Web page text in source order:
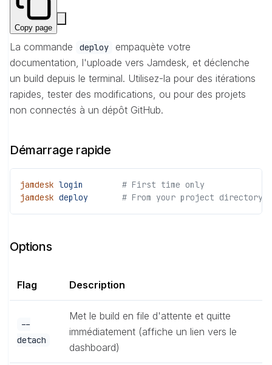
Copy page
La commande deploy
empaquète votre
documentation, l'uploade vers Jamdesk, et déclenche
un build depuis le terminal. Utilisez-la pour des itérations
rapides, tester des modifications, ou pour des projets
non connectés à un dépôt GitHub.
Démarrage rapide
jamdesk login
        # First time only
jamdesk deploy
       # From your project directory
Options
Flag Description
--
detach
Met le build en file d'attente et quitte
immédiatement (affiche un lien vers le
dashboard)